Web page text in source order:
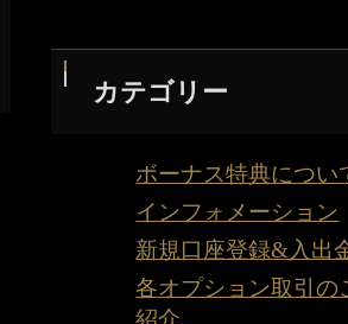
カテゴリー
ボーナス特典につい
インフォメーション
新規口座登録&入出
各オプション取引の
紹介